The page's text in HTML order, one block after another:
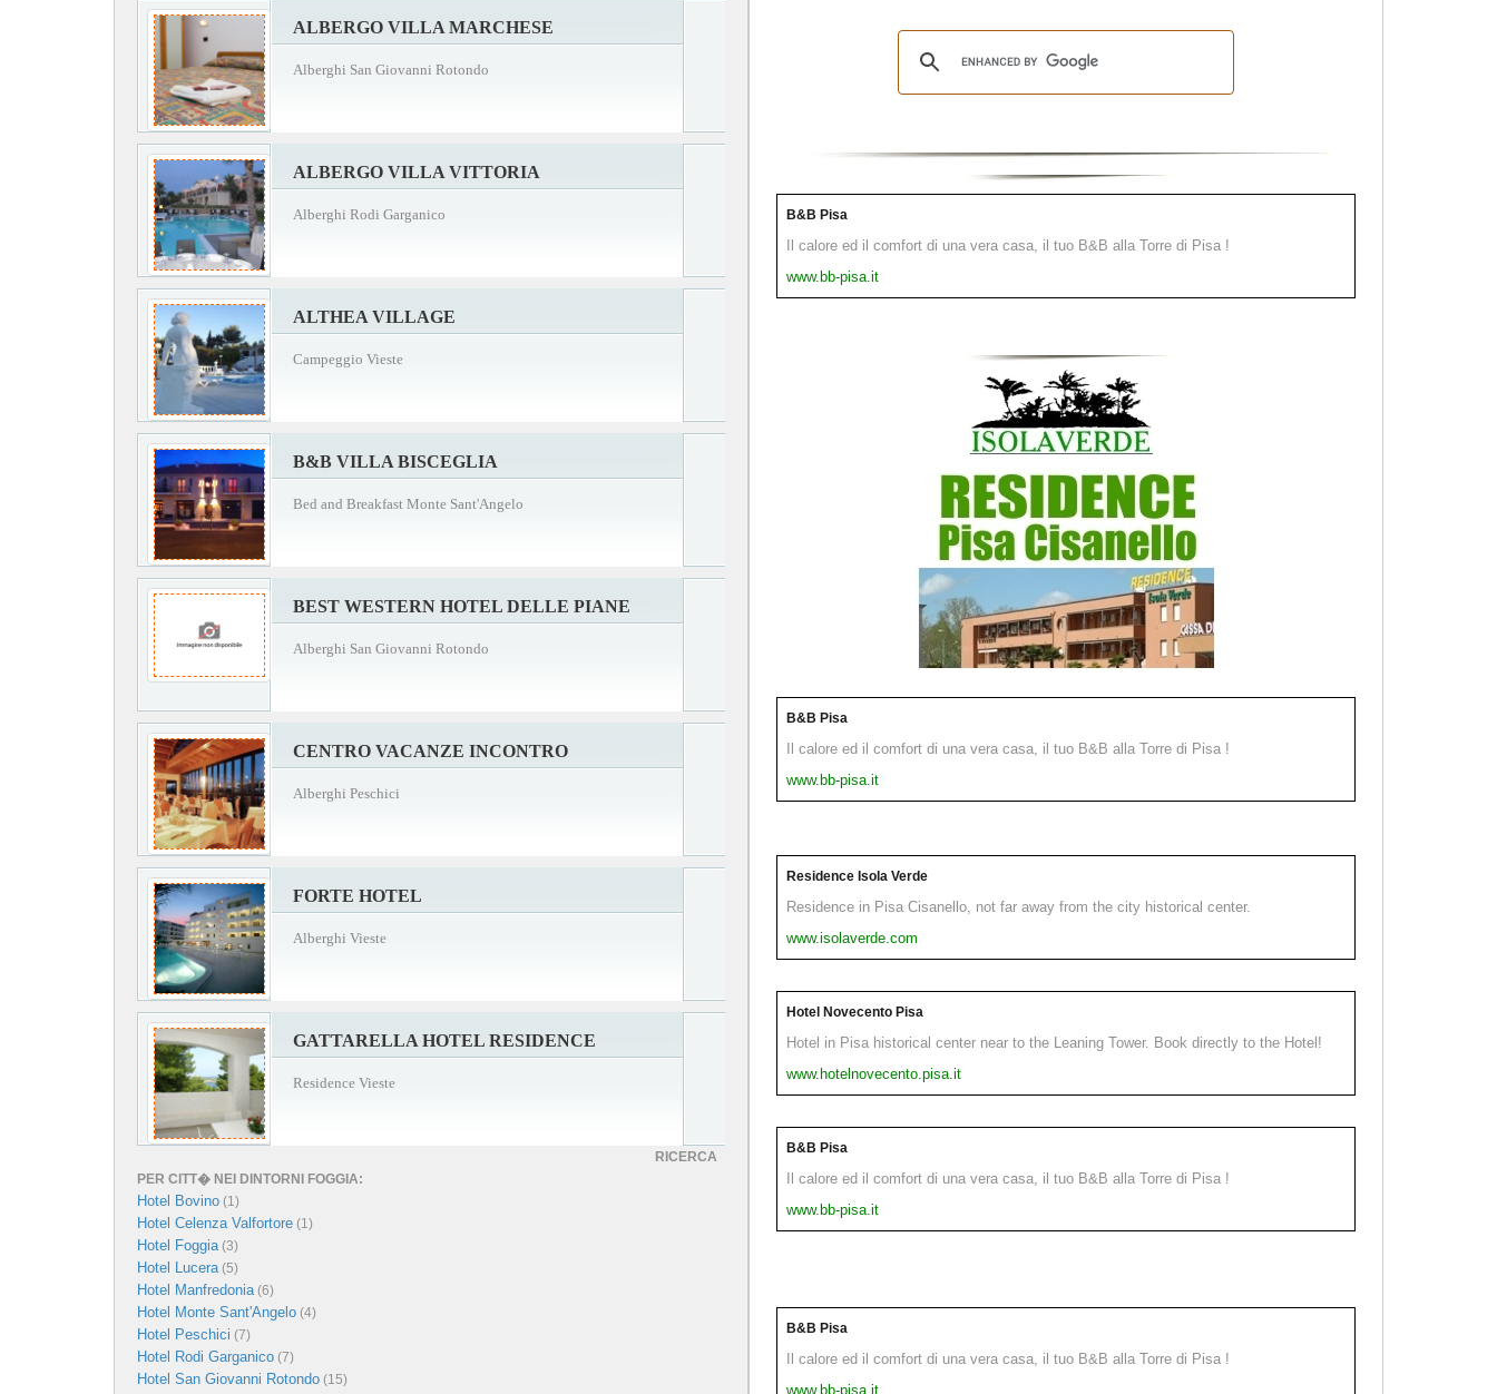
ALBERGO VILLA MARCHESE
Alberghi San Giovanni Rotondo
ALBERGO VILLA VITTORIA
Alberghi Rodi Garganico
ALTHEA VILLAGE
Campeggio Vieste
B&B VILLA BISCEGLIA
Bed and Breakfast Monte Sant'Angelo
BEST WESTERN HOTEL DELLE PIANE
Alberghi San Giovanni Rotondo
CENTRO VACANZE INCONTRO
Alberghi Peschici
FORTE HOTEL
Alberghi Vieste
GATTARELLA HOTEL RESIDENCE
Residence Vieste
RICERCA
PER CITT� NEI DINTORNI FOGGIA:
Hotel Bovino (1)
Hotel Celenza Valfortore (1)
Hotel Foggia(3)
Hotel Lucera(5)
Hotel Manfredonia(6)
Hotel Monte Sant'Angelo (4)
Hotel Peschici (7)
Hotel Rodi Garganico (7)
Hotel San Giovanni Rotondo (15)
B&B Pisa
Il calore ed il comfort di una vera casa, il tuo B&B alla Torre di Pisa !
www.bb-pisa.it
B&B Pisa
Il calore ed il comfort di una vera casa, il tuo B&B alla Torre di Pisa !
www.bb-pisa.it
Residence Isola Verde
Residence in Pisa Cisanello, not far away from the city historical center.
www.isolaverde.com
Hotel Novecento Pisa
Hotel in Pisa historical center near to the Leaning Tower. Book directly to the Hotel!
www.hotelnovecento.pisa.it
B&B Pisa
Il calore ed il comfort di una vera casa, il tuo B&B alla Torre di Pisa !
www.bb-pisa.it
B&B Pisa
Il calore ed il comfort di una vera casa, il tuo B&B alla Torre di Pisa !
www.bb-pisa.it